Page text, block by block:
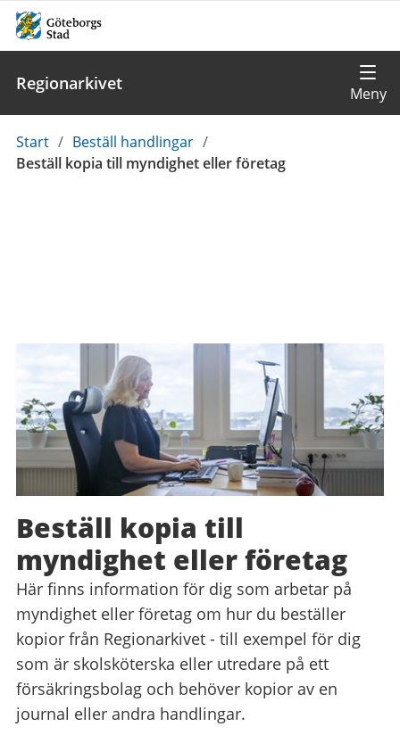
Regionarkivet
Du
är
Start / Beställ handlingar /
Beställ kopia till myndighet eller företag
Beställ kopia till
myndighet eller företag
Här finns information för dig som arbetar på
myndighet eller företag om hur du beställer
kopior från Regionarkivet - till exempel för dig
som är skolsköterska eller utredare på ett
försäkringsbolag och behöver kopior av en
journal eller andra handlingar.